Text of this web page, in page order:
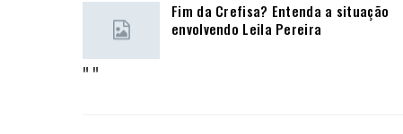
Fim da Crefisa? Entenda a situação
envolvendo Leila Pereira
" "